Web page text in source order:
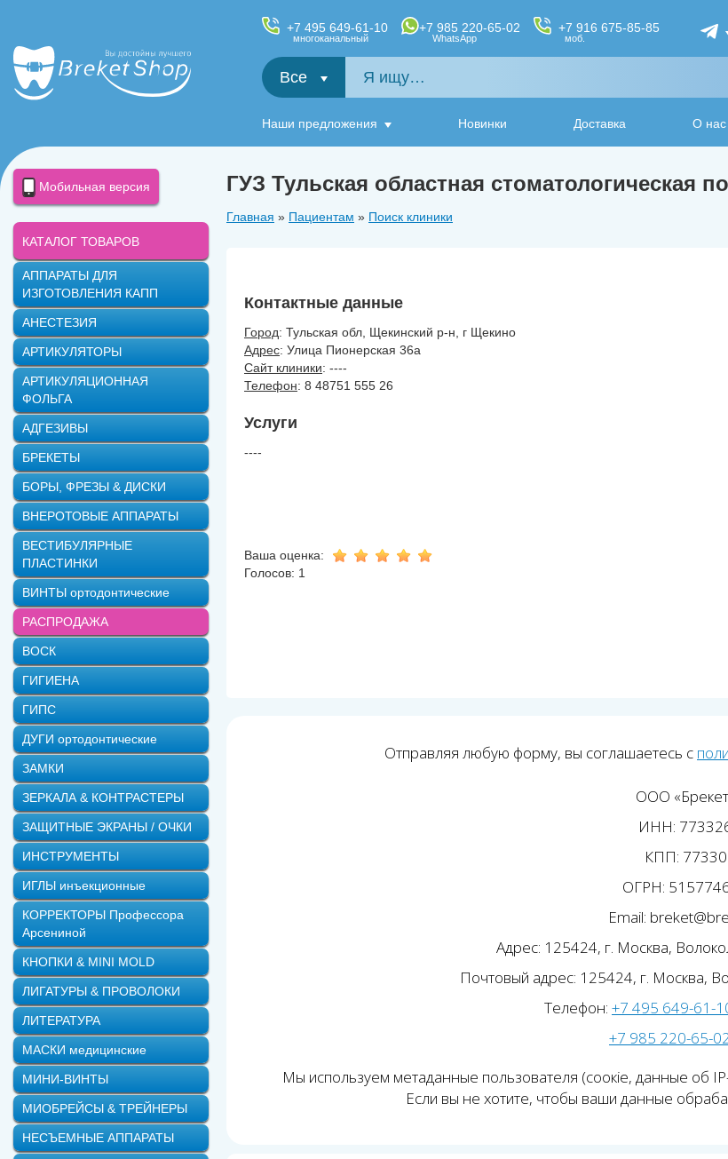
+7 495 649-61-10
многоканальный
+7 985 220-65-02
WhatsApp
+7 916 675-85-85
моб.
Все
Наши предложения Новинки Доставка О нас
ГУЗ Тульская областная стоматологическая
Главная » Пациентам » Поиск клиники
Контактные данные
Город: Тульская обл, Щекинский р-н, г Щекино
Адрес: Улица Пионерская 36а
Сайт клиники: ----
Телефон: 8 48751 555 26
Услуги
----
Ваша оценка:
Голосов: 1
Отправляя любую форму, вы соглашаетесь с
ООО
ИНН:
КПП:
ОГРН:
Email:
Адрес: 125424, г. Москва,
Почтовый адрес: 125424, г. Москва,
Телефон: +7 495 649-61-
+7 985 220-65-
Мы используем метаданные пользователя (соокіе, данные об
Если вы не хотите, чтобы ваши данные
Мобильная версия
КАТАЛОГ ТОВАРОВ
АППАРАТЫ ДЛЯ
ИЗГОТОВЛЕНИЯ КАПП
АНЕСТЕЗИЯ
АРТИКУЛЯТОРЫ
АРТИКУЛЯЦИОННАЯ
ФОЛЬГА
АДГЕЗИВЫ
БРЕКЕТЫ
БОРЫ, ФРЕЗЫ & ДИСКИ
ВНЕРОТОВЫЕ АППАРАТЫ
ВЕСТИБУЛЯРНЫЕ
ПЛАСТИНКИ
ВИНТЫ ортодонтические
РАСПРОДАЖА
ВОСК
ГИГИЕНА
ГИПС
ДУГИ ортодонтические
ЗАМКИ
ЗЕРКАЛА & КОНТРАСТЕРЫ
ЗАЩИТНЫЕ ЭКРАНЫ / ОЧКИ
ИНСТРУМЕНТЫ
ИГЛЫ инъекционные
КОРРЕКТОРЫ Профессора
Арсениной
КНОПКИ & MINI MOLD
ЛИГАТУРЫ & ПРОВОЛОКИ
ЛИТЕРАТУРА
МАСКИ медицинские
МИНИ-ВИНТЫ
МИОБРЕЙСЫ & ТРЕЙНЕРЫ
НЕСЪЕМНЫЕ АППАРАТЫ